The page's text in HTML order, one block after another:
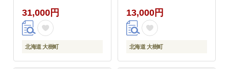
31,000円
北海道 大樹町
13,000円
北海道 大樹町